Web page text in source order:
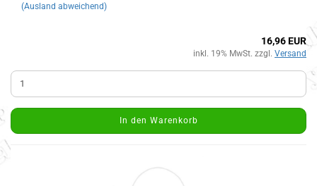
(Ausland abweichend)
16,96 EUR
inkl. 19% MwSt. zzgl. Versand
In den Warenkorb